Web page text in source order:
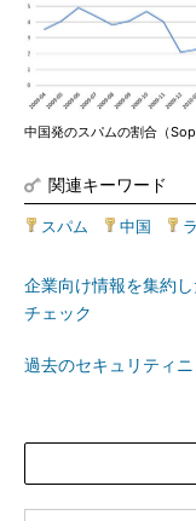
中国発のスパムの割合（
関連キーワード
スパム 中国
企業向け情報を集約
チェック
過去のセキュリティ